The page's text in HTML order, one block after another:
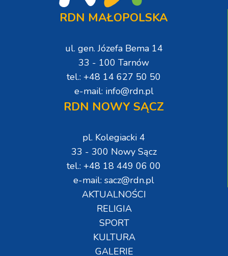
RDN MAŁOPOLSKA
ul. gen. Józefa Bema 14
33 - 100 Tarnów
tel.: +48 14 627 50 50
e-mail: info@rdn.pl
RDN NOWY SĄCZ
pl. Kolegiacki 4
33 - 300 Nowy Sącz
tel.: +48 18 449 06 00
e-mail: sacz@rdn.pl
AKTUALNOŚCI
RELIGIA
SPORT
KULTURA
GALERIE